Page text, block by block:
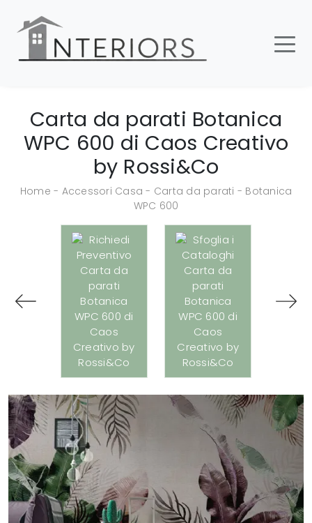
Carta da parati Botanica
WPC 600 di Caos Creativo
by Rossi&Co
Home - Accessori Casa - Carta da parati - Botanica
WPC 600